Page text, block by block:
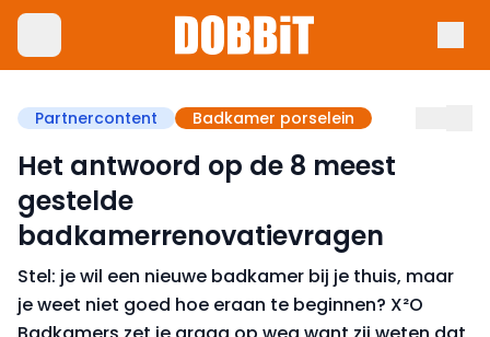
Partnercontent Badkamer porselein
Het antwoord op de 8 meest
gestelde
badkamerrenovatievragen
Stel: je wil een nieuwe badkamer bij je thuis, maar
je weet niet goed hoe eraan te beginnen? X²O